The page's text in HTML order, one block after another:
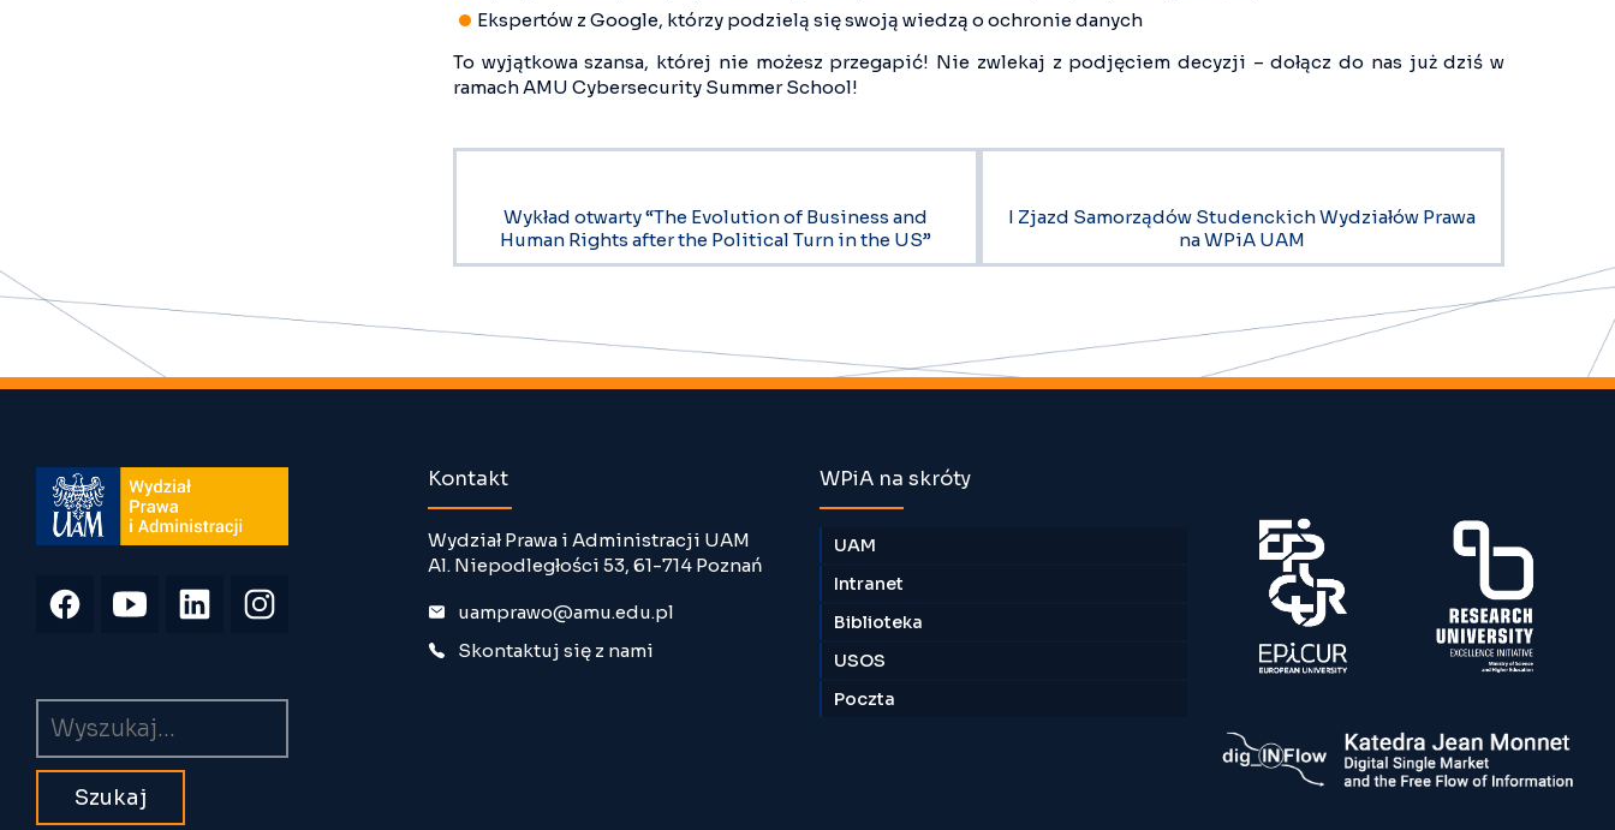
Ekspertów z Google, którzy podzielą się swoją wiedzą o ochronie danych
To wyjątkowa szansa, której nie możesz przegapić! Nie zwlekaj z podjęciem decyzji – dołącz do nas już dziś w
ramach AMU Cybersecurity Summer School!
Wykład otwarty “The Evolution of Business and
Human Rights after the Political Turn in the US”
I Zjazd Samorządów Studenckich Wydziałów Prawa
na WPiA UAM
Kontakt
Wydział Prawa i Administracji UAM
Al. Niepodległości 53, 61-714 Poznań
uamprawo@amu.edu.pl
Skontaktuj się z nami
WPiA na skróty
UAM
Intranet
Biblioteka
USOS
Poczta